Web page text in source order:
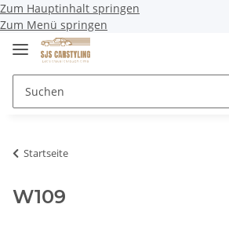
Zum Hauptinhalt springen
Zum Menü springen
Startseite
W109